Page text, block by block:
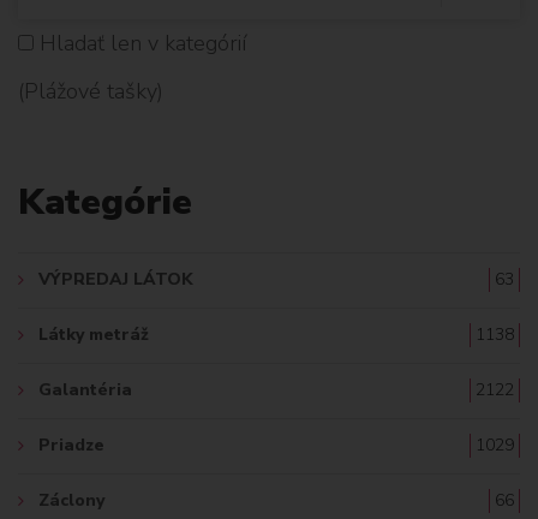
D
Hladať len v kategórií
(Plážové tašky)
Kategórie
VÝPREDAJ LÁTOK 63
Látky metráž 1138
Galantéria 2122
Priadze 1029
Záclony 66